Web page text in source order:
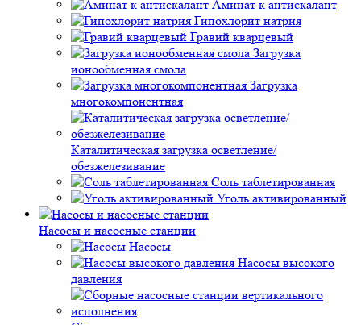
Аминат к антискалант
Гипохлорит натрия
Гравий кварцевый
Загрузка
ионообменная смола
Загрузка
многокомпонентная
Каталитическая загрузка осветление/
обезжелезивание
Соль таблетированная
Уголь активированный
Насосы и насосные станции
Насосы
Насосы высокого
давления